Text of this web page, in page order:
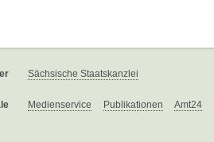
Sächsische Staatskanzlei
Medienservice Publikationen Amt24